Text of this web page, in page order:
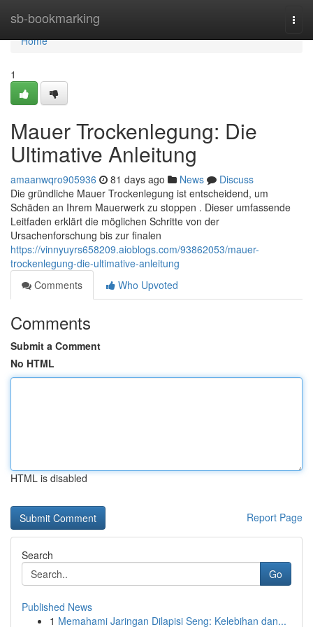
sb-bookmarking
Home
Home
1
Mauer Trockenlegung: Die
Ultimative Anleitung
amaanwqro905936 81 days ago News
Discuss
Die gründliche Mauer Trockenlegung ist entscheidend, um
Schäden an Ihrem Mauerwerk zu stoppen . Dieser umfassende
Leitfaden erklärt die möglichen Schritte von der
Ursachenforschung bis zur finalen
https://vinnyuyrs658209.aioblogs.com/93862053/mauer-
trockenlegung-die-ultimative-anleitung
Comments
Who Upvoted
Comments
Submit a Comment
No HTML
HTML is disabled
Report Page
Search
Go
Published News
1 Memahami Jaringan Dilapisi Seng: Kelebihan dan...